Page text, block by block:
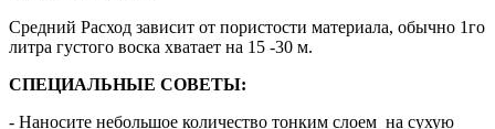
Средний Расход зависит от пористости материала, обычно 1го
литра густого воска хватает на 15 -30 м.
СПЕЦИАЛЬНЫЕ СОВЕТЫ:
- Наносите небольшое количество тонким слоем на сухую